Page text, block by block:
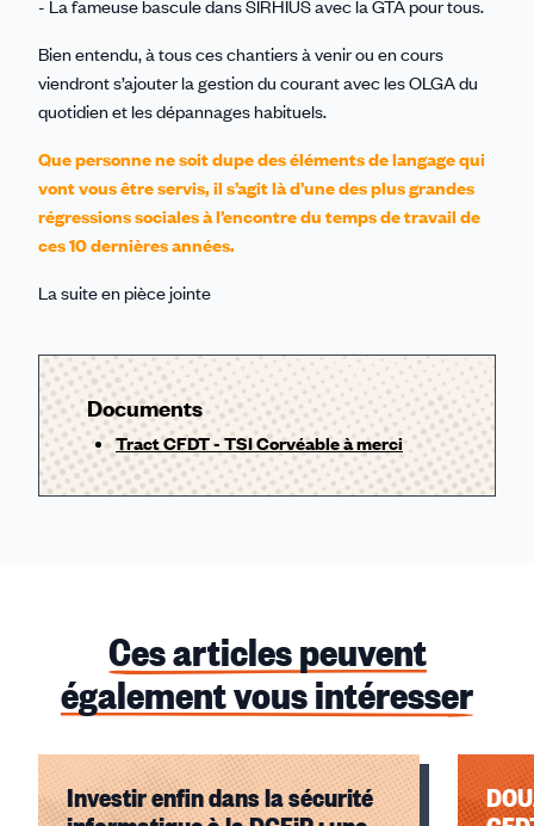
- La fameuse bascule dans SIRHIUS avec la GTA pour tous.
Bien entendu, à tous ces chantiers à venir ou en cours
viendront s’ajouter la gestion du courant avec les OLGA du
quotidien et les dépannages habituels.
Que personne ne soit dupe des éléments de langage qui
vont vous être servis, il s’agit là d’une des plus grandes
régressions sociales à l’encontre du temps de travail de
ces 10 dernières années.
La suite en pièce jointe
Documents
Tract CFDT - TSI Corvéable à merci
Ces articles peuvent
également vous intéresser
Investir enfin dans la sécurité
DOUANE :